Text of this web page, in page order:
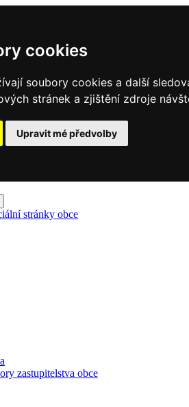
cookies
soubory cookies a další
stránek a zjištění zdroje
Upravit mé předvolby
zastupitelstva obce